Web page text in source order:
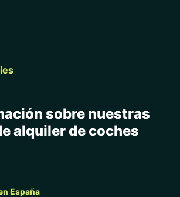
sobre nuestras
alquiler de coches
España